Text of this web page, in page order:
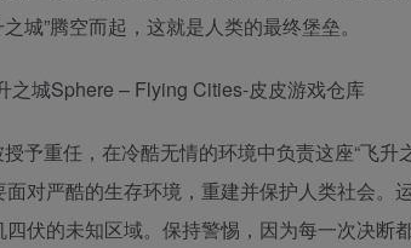
城”腾空而起，这就是人类的最终堡垒。
予重任，在冷酷无情的环境中负责这座“飞升
对严酷的生存环境，重建并保护人类社会。
伏的未知区域。保持警惕，因为每一次决断